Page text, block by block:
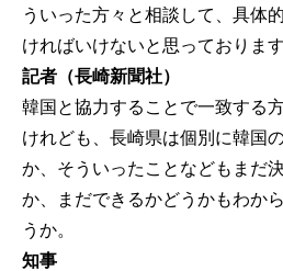
ういった方々と相談して、具体
ければいけないと思っております
記者（長崎新聞社）
韓国と協力することで一致する
けれども、長崎県は個別に韓国
か、そういったことなどもまだ
か、まだできるかどうかもわか
うか。
知事